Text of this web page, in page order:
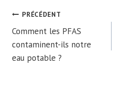
publication :
NAVIGATION
DE
L’ARTICLE
PRÉCÉDENT
Comment les PFAS
contaminent-ils notre
eau potable ?